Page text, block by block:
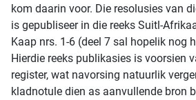
kom daarin voor. Die resolusies van
is gepubliseer in die reeks Suitl-
Kaap nrs. 1-6 (deel 7 sal hopelik nog
Hierdie reeks publikasies is voorsien
register, wat navorsing natuurlik
kladnotule dien as aanvullende bron